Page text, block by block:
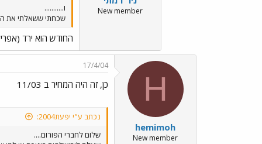
New member
ו...........
שכחתי ששאלתי את
החודש הוא ירד (אפריל
H
hemimoh
New member
17/4/04
כן, זה היה המחיר ב 11/03
נכתב ע"י יפעת2004:
שלום לחברי הפורום....